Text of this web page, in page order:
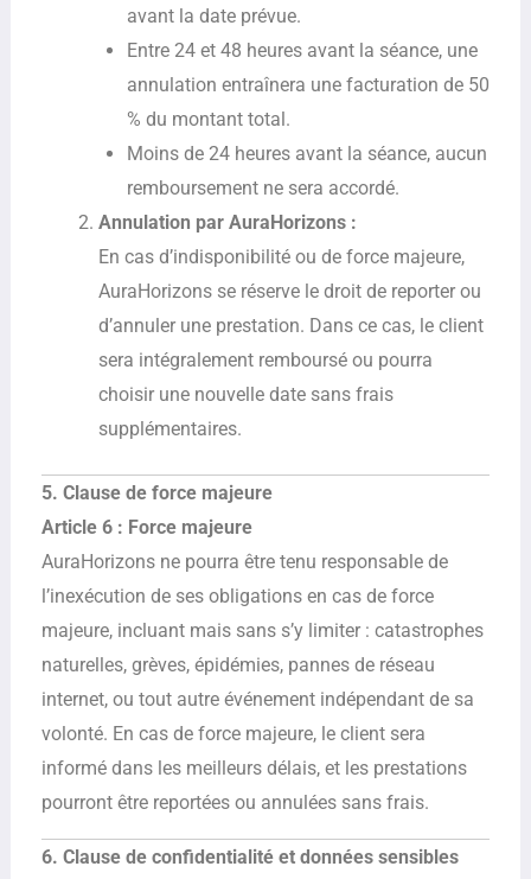
avant la date prévue.
Entre 24 et 48 heures avant la séance, une
annulation entraînera une facturation de 50
% du montant total.
Moins de 24 heures avant la séance, aucun
remboursement ne sera accordé.
Annulation par AuraHorizons :
En cas d’indisponibilité ou de force majeure,
AuraHorizons se réserve le droit de reporter ou
d’annuler une prestation. Dans ce cas, le client
sera intégralement remboursé ou pourra
choisir une nouvelle date sans frais
supplémentaires.
5. Clause de force majeure
Article 6 : Force majeure
AuraHorizons ne pourra être tenu responsable de
l’inexécution de ses obligations en cas de force
majeure, incluant mais sans s’y limiter : catastrophes
naturelles, grèves, épidémies, pannes de réseau
internet, ou tout autre événement indépendant de sa
volonté. En cas de force majeure, le client sera
informé dans les meilleurs délais, et les prestations
pourront être reportées ou annulées sans frais.
6. Clause de confidentialité et données sensibles